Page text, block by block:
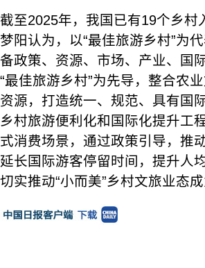
截至2025年，我国已有19个乡村
梦阳认为，以“最佳旅游乡村”为
备政策、资源、市场、产业、国
“最佳旅游乡村”为先导，整合农
资源，打造统一、规范、具有国
乡村旅游便利化和国际化提升工
式消费场景，通过政策引导，推
延长国际游客停留时间，提升人
切实推动“小而美”乡村文旅业态